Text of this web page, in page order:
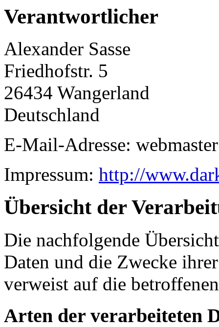
Verantwortlicher
Alexander Sasse
Friedhofstr. 5
26434 Wangerland
Deutschland
E-Mail-Adresse:
Impressum: http://
Übersicht der
Die nachfolgende
Daten und die Zwecke
verweist auf die
Arten der verarbeiteten